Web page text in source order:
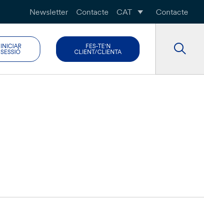
Newsletter Contacte CAT Contacte
INICIAR
SESSIÓ
FES-TE'N
CLIENT/CLIENTA